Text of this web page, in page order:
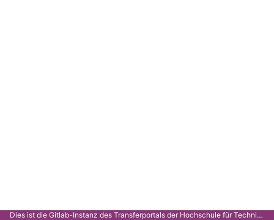
Dies ist die Gitlab-Instanz des Transferportals der Hochschule für Technik Stuttgart.